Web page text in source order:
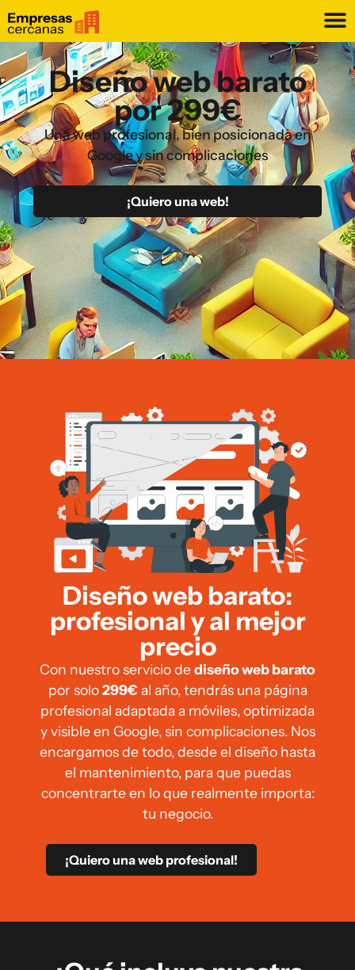
Diseño web barato
por 299€
Una web profesional, bien posicionada en
Google y sin complicaciones
¡Quiero una web!
Diseño web barato:
profesional y al mejor
precio
Con nuestro servicio dediseño web barato
por solo299€al año, tendrás una página
profesional adaptada a móviles, optimizada
y visible en Google, sin complicaciones. Nos
encargamos de todo, desde el diseño hasta
el mantenimiento, para que puedas
concentrarte en lo que realmente importa:
tu negocio.
¡Quiero una web profesional!